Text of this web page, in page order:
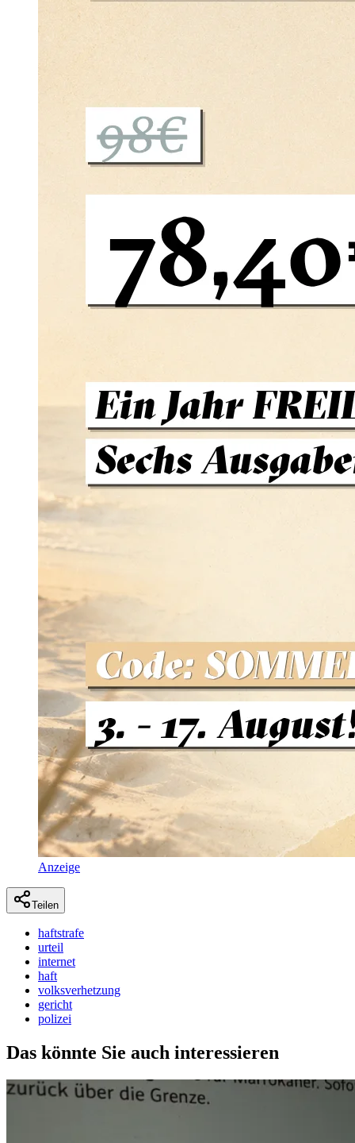
Anzeige
Teilen
haftstrafe
urteil
internet
haft
volksverhetzung
gericht
polizei
Das könnte Sie auch interessieren